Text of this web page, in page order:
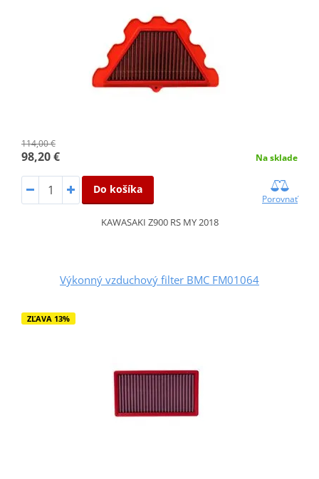
114,00 €
98,20 € Na sklade
Do košíka
Porovnať
KAWASAKI Z900 RS MY 2018
Výkonný vzduchový filter BMC FM01064
ZĽAVA 13%